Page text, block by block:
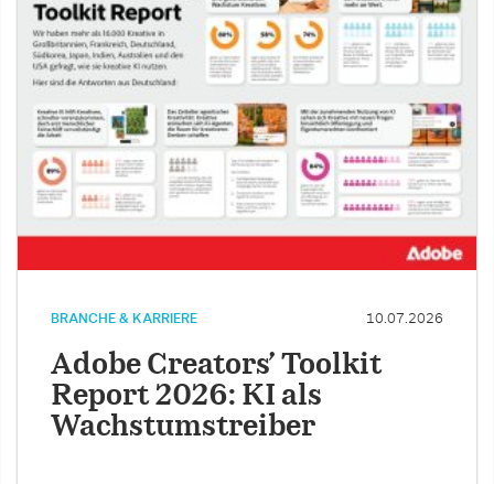
BRANCHE & KARRIERE 10.07.2026
Adobe Creators’ Toolkit
Report 2026: KI als
Wachstumstreiber